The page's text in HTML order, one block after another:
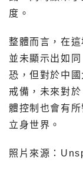
度。
整體而言，在
並未顯示出如
恐，但對於中
戒備，未來對
體控制也會有
立身世界。
照片來源：